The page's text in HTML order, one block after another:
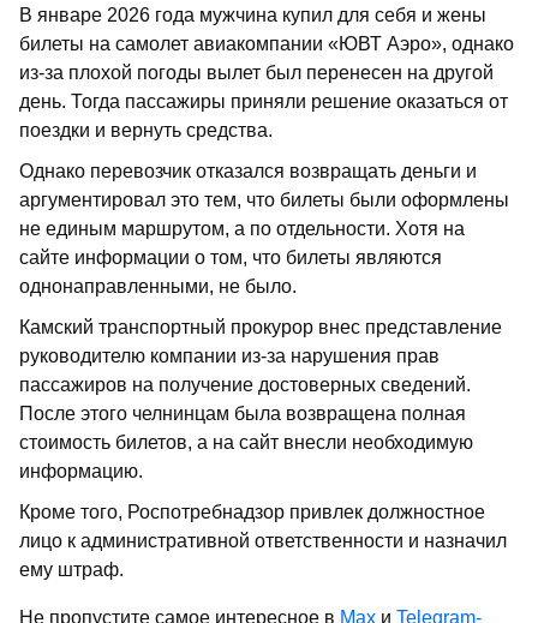
В январе 2026 года мужчина купил для себя и жены
билеты на самолет авиакомпании «ЮВТ Аэро», однако
из-за плохой погоды вылет был перенесен на другой
день. Тогда пассажиры приняли решение оказаться от
поездки и вернуть средства.
Однако перевозчик отказался возвращать деньги и
аргументировал это тем, что билеты были оформлены
не единым маршрутом, а по отдельности. Хотя на
сайте информации о том, что билеты являются
однонаправленными, не было.
Камский транспортный прокурор внес представление
руководителю компании из-за нарушения прав
пассажиров на получение достоверных сведений.
После этого челнинцам была возвращена полная
стоимость билетов, а на сайт внесли необходимую
информацию.
Кроме того, Роспотребнадзор привлек должностное
лицо к административной ответственности и назначил
ему штраф.
Не пропустите самое интересное в Max и Telegram-